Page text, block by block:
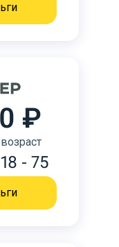
₽
возраст
18 - 75